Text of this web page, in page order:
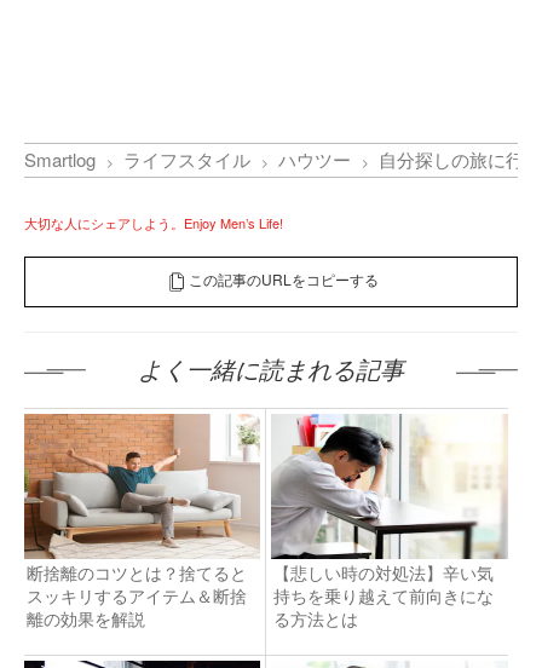
Smartlog ライフスタイル ハウツー 自分探しの旅に行
大切な人にシェアしよう。Enjoy Men’s Life!
この記事のURLをコピーする
よく一緒に読まれる記事
断捨離のコツとは？捨てると
スッキリするアイテム＆断捨
離の効果を解説
【悲しい時の対処法】辛い気
持ちを乗り越えて前向きにな
る方法とは